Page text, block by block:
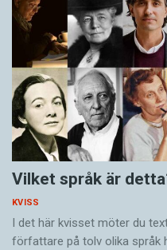
Vilket språk är
KVISS
I det här kvisset möter du
författare på tolv olika språk